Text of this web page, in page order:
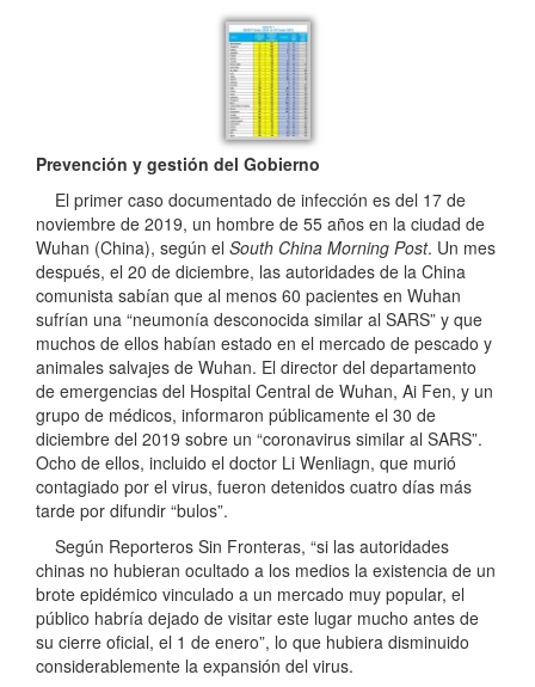
Prevención y gestión del Gobierno
El primer caso documentado de infección es del 17 de
noviembre de 2019, un hombre de 55 años en la ciudad de
Wuhan (China), según el South China Morning Post. Un mes
después, el 20 de diciembre, las autoridades de la China
comunista sabían que al menos 60 pacientes en Wuhan
sufrían una “neumonía desconocida similar al SARS” y que
muchos de ellos habían estado en el mercado de pescado y
animales salvajes de Wuhan. El director del departamento
de emergencias del Hospital Central de Wuhan, Ai Fen, y un
grupo de médicos, informaron públicamente el 30 de
diciembre del 2019 sobre un “coronavirus similar al SARS”.
Ocho de ellos, incluido el doctor Li Wenliagn, que murió
contagiado por el virus, fueron detenidos cuatro días más
tarde por difundir “bulos”.
Según Reporteros Sin Fronteras, “si las autoridades
chinas no hubieran ocultado a los medios la existencia de un
brote epidémico vinculado a un mercado muy popular, el
público habría dejado de visitar este lugar mucho antes de
su cierre oficial, el 1 de enero”, lo que hubiera disminuido
considerablemente la expansión del virus.